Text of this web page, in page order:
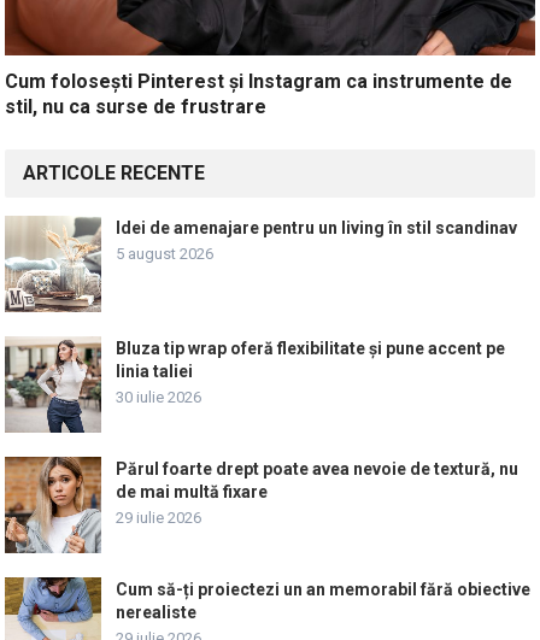
Cum folosești Pinterest și Instagram ca instrumente de
stil, nu ca surse de frustrare
ARTICOLE RECENTE
Idei de amenajare pentru un living în stil scandinav
5 august 2026
Bluza tip wrap oferă flexibilitate și pune accent pe
linia taliei
30 iulie 2026
Părul foarte drept poate avea nevoie de textură, nu
de mai multă fixare
29 iulie 2026
Cum să-ți proiectezi un an memorabil fără obiective
nerealiste